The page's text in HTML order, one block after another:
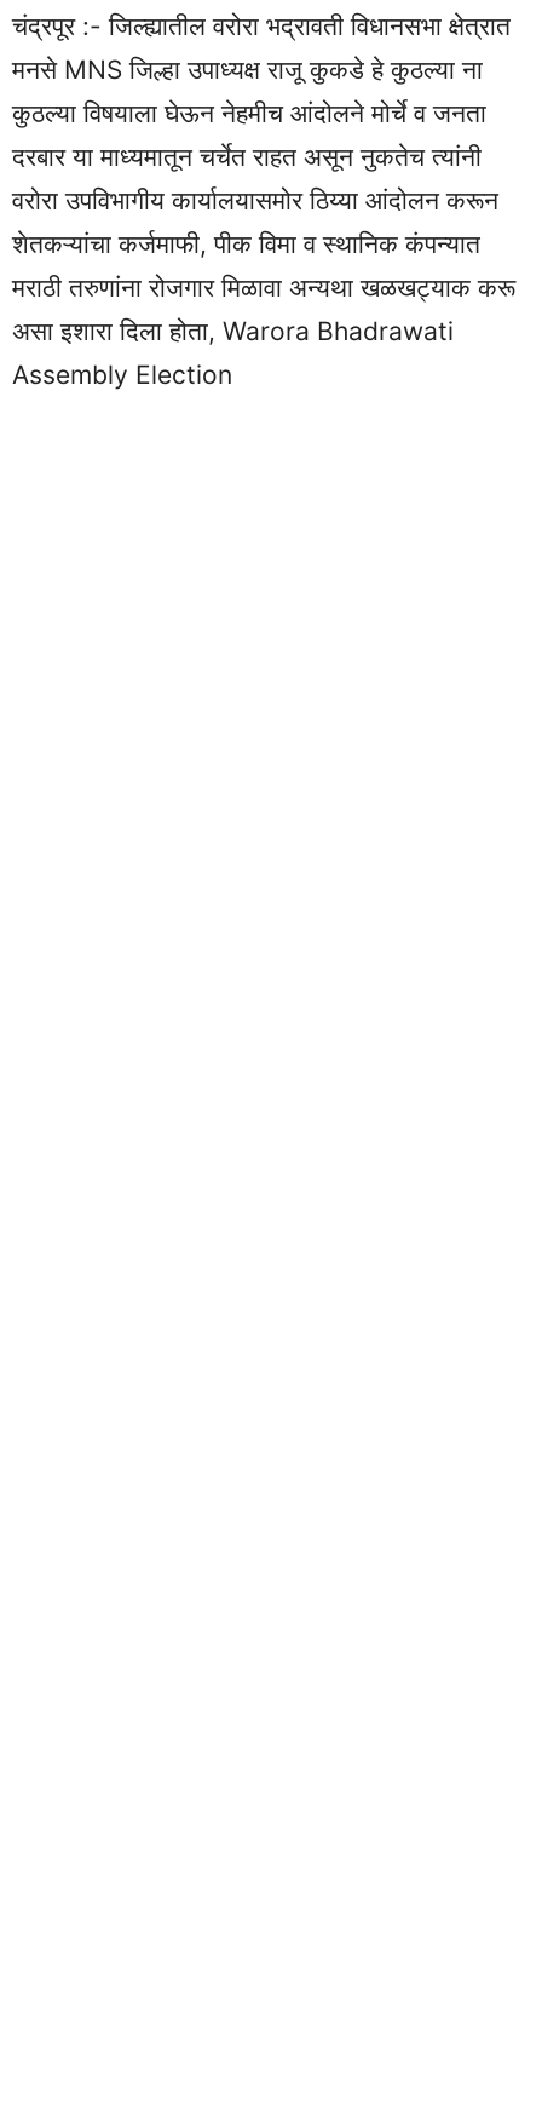
चंद्रपूर :- जिल्ह्यातील वरोरा भद्रावती विधानसभा क्षेत्रात
मनसे MNS जिल्हा उपाध्यक्ष राजू कुकडे हे कुठल्या ना
कुठल्या विषयाला घेऊन नेहमीच आंदोलने मोर्चे व जनता
दरबार या माध्यमातून चर्चेत राहत असून नुकतेच त्यांनी
वरोरा उपविभागीय कार्यालयासमोर ठिय्या आंदोलन करून
शेतकऱ्यांचा कर्जमाफी, पीक विमा व स्थानिक कंपन्यात
मराठी तरुणांना रोजगार मिळावा अन्यथा खळखट्याक करू
असा इशारा दिला होता, Warora Bhadrawati
Assembly Election